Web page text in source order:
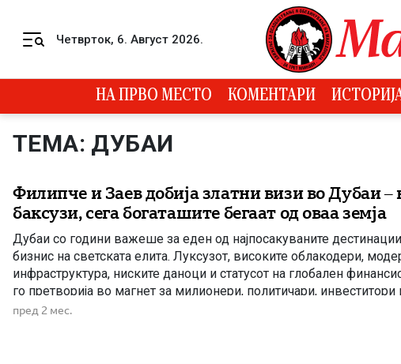
Четврток, 6. Август 2026.
НА ПРВО МЕСТО КОМЕНТАРИ
ТЕМА: ДУБАИ
Филипче и Заев добија златни визи во Дубаи –
баксузи, сега богаташите бегаат од оваа земја
Дубаи со години важеше за еден од најпосакуваните
бизнис на светската елита. Луксузот, високите облакодери,
инфраструктура, ниските даноци и статусот на глобален
го претворија во магнет за милионери, политичари, инвеститори
бизнисмени од целиот свет. Во последните години, јавноста во
пред 2 мес.